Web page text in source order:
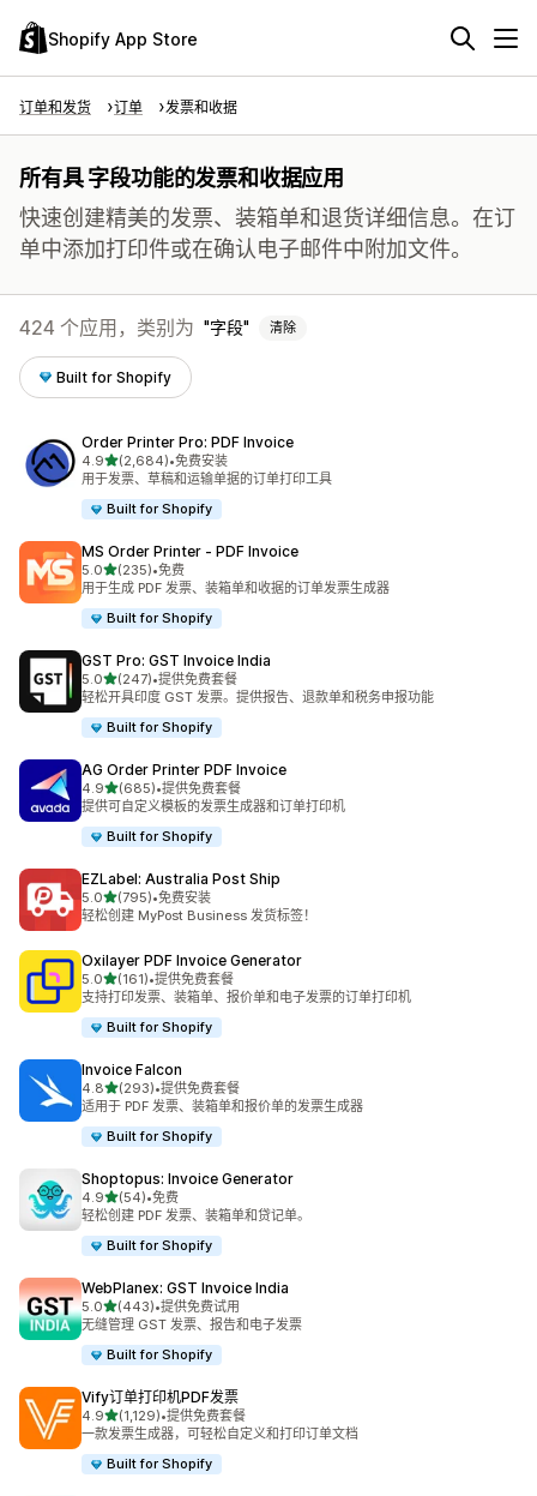
Shopify App Store
订单和发货 订单 发票和收据
所有具 字段功能的发票和收据应用
快速创建精美的发票、装箱单和退货详细信息。在订
单中添加打印件或在确认电子邮件中附加文件。
424 个应用，类别为 字段 清除
Built for Shopify
Order Printer Pro: PDF Invoice
4.9星（满分 5 星）
(2,684)
总共 2684 条评论
•免费安装
用于发票、草稿和运输单据的订单打印工具
Built for Shopify
MS Order Printer ‑ PDF Invoice
5.0星（满分 5 星）
(235)
总共 235 条评论
•免费
用于生成 PDF 发票、装箱单和收据的订单发票生成器
Built for Shopify
GST Pro: GST Invoice India
5.0星（满分 5 星）
(247)
总共 247 条评论
•提供免费套餐
轻松开具印度 GST 发票。提供报告、退款单和税务申报功能
Built for Shopify
AG Order Printer PDF Invoice
4.9星（满分 5 星）
(685)
总共 685 条评论
•提供免费套餐
提供可自定义模板的发票生成器和订单打印机
Built for Shopify
EZLabel: Australia Post Ship
5.0星（满分 5 星）
(795)
总共 795 条评论
•免费安装
轻松创建 MyPost Business 发货标签！
Oxilayer PDF Invoice Generator
5.0星（满分 5 星）
(161)
总共 161 条评论
•提供免费套餐
支持打印发票、装箱单、报价单和电子发票的订单打印机
Built for Shopify
Invoice Falcon
4.8星（满分 5 星）
(293)
总共 293 条评论
•提供免费套餐
适用于 PDF 发票、装箱单和报价单的发票生成器
Built for Shopify
Shoptopus: Invoice Generator
4.9星（满分 5 星）
(54)
总共 54 条评论
•免费
轻松创建 PDF 发票、装箱单和贷记单。
Built for Shopify
WebPlanex: GST Invoice India
5.0星（满分 5 星）
(443)
总共 443 条评论
•提供免费试用
无缝管理 GST 发票、报告和电子发票
Built for Shopify
Vify订单打印机PDF发票
4.9星（满分 5 星）
(1,129)
总共 1129 条评论
•提供免费套餐
一款发票生成器，可轻松自定义和打印订单文档
Built for Shopify